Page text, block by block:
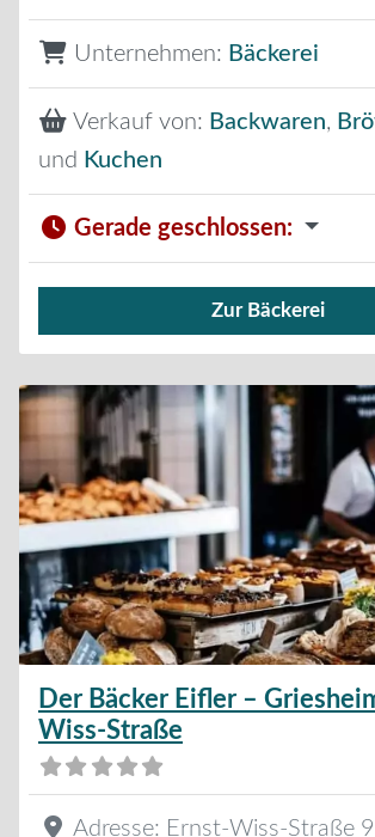
Unternehmen: Bäckerei
Verkauf von: Backwaren,
und Kuchen
Gerade geschlossen:
Verkauf von Brötchen,
Zur Bäckerei
Der Bäcker Eifler –
Wiss-Straße
Adresse: Ernst-Wiss-Straße 9